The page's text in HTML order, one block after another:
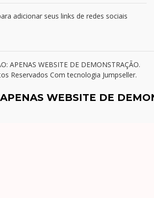
adicionar seus links de redes sociais
APENAS WEBSITE DE DEMONSTRAÇÃO.
Reservados Com tecnologia Jumpseller.
WEBSITE DE